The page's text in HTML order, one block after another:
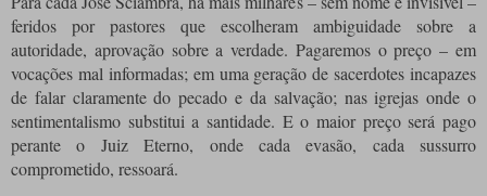
feridos por pastores que escolheram ambiguidade sobre a
autoridade, aprovação sobre a verdade. Pagaremos o preço – em
vocações mal informadas; em uma geração de sacerdotes incapazes
de falar claramente do pecado e da salvação; nas igrejas onde o
sentimentalismo substitui a santidade. E o maior preço será pago
perante o Juiz Eterno, onde cada evasão, cada sussurro
comprometido, ressoará.